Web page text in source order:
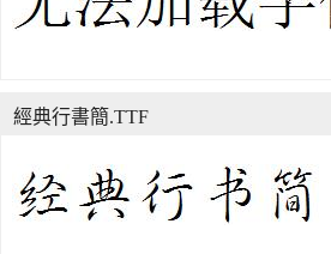
經典行書簡.TTF